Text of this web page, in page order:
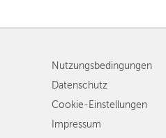
Nutzungsbedingungen
Datenschutz
Cookie-Einstellungen
Impressum